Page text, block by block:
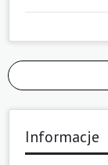
Informacje